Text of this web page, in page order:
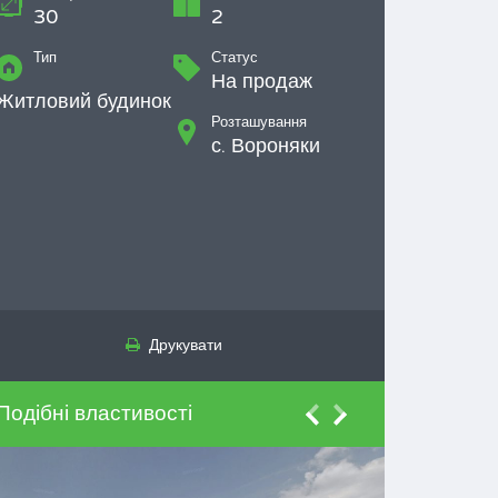
30 2
Тип
будинок
Статус
На продаж
Розташування
с. Вороняки
Друкувати
властивості